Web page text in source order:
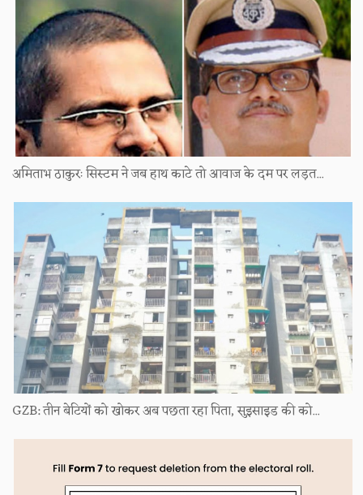
अमिताभ ठाकुरः सिस्टम ने जब हाथ काटे तो आवाज के दम पर लड़त...
GZB: तीन बेटियों को खोकर अब पछता रहा पिता, सुइसाइड की को...